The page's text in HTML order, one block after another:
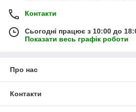
Контакти
Сьогодні працює з 10:00 до
Показати весь графік роботи
Про нас
Контакти